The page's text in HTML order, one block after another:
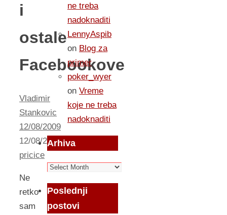
i
ostale
Facebookove
Vladimir
Stankovic
12/08/2009
12/08/2009Moje
pricice
Ne
retko
sam
ne treba
nadoknaditi
LennyAspib
on Blog za
primer
poker_wyer
on Vreme
koje ne treba
nadoknaditi
Arhiva
Arhiva
Poslednji
postovi